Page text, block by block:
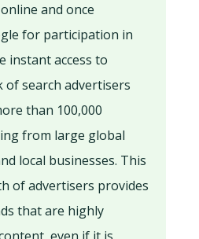
and once
for participation in
instant access to
of search advertisers
than 100,000
from large global
local businesses. This
of advertisers provides
that are highly